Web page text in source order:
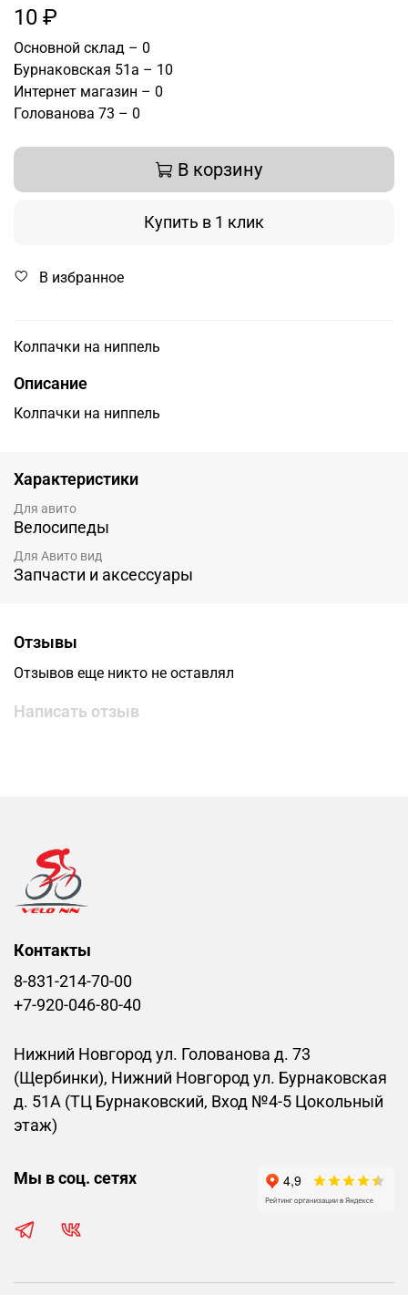
10 ₽
Основной склад – 0
Бурнаковская 51а – 10
Интернет магазин – 0
Голованова 73 – 0
В корзину
Купить в 1 клик
В избранное
Колпачки на ниппель
Описание
Колпачки на ниппель
Характеристики
Для авито
Велосипеды
Для Авито вид
Запчасти и аксессуары
Отзывы
Отзывов еще никто не оставлял
Написать отзыв
Контакты
8-831-214-70-00
+7-920-046-80-40
Нижний Новгород ул. Голованова д. 73
(Щербинки), Нижний Новгород ул. Бурнаковская
д. 51А (ТЦ Бурнаковский, Вход №4-5 Цокольный
этаж)
Мы в соц. сетях